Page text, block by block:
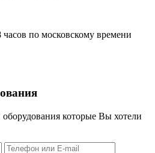
часов по московскому времени
которые Вы хотели